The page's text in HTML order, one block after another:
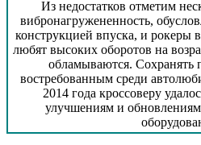
Из недостатков отметим
вибронагружененность,
конструкцией впуска, и рокеры
любят высоких оборотов на
обламываются. Сохранять
востребованным среди
2014 года кроссоверу
улучшениям и обновлениям